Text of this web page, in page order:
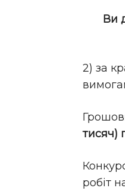
Ви
2) за
тисяч)
робіт